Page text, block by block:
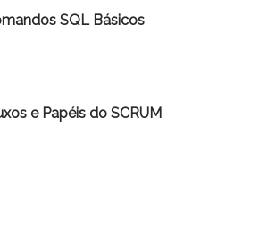
SQL Básicos
e Papéis do SCRUM